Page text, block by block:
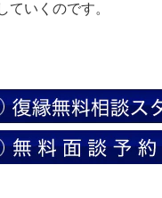
いくのです。